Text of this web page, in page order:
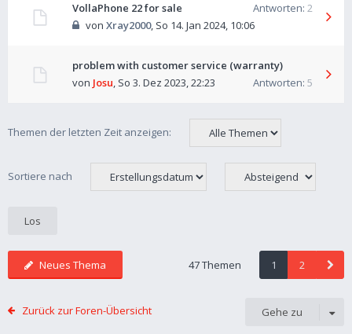
VollaPhone 22 for sale Antworten: 2
von Xray2000, So 14. Jan 2024, 10:06
problem with customer service (warranty)
Antworten: 5
von Josu, So 3. Dez 2023, 22:23
Themen der letzten Zeit anzeigen:
Sortiere nach
Neues Thema 47 Themen 1 2
Zurück zur Foren-Übersicht Gehe zu